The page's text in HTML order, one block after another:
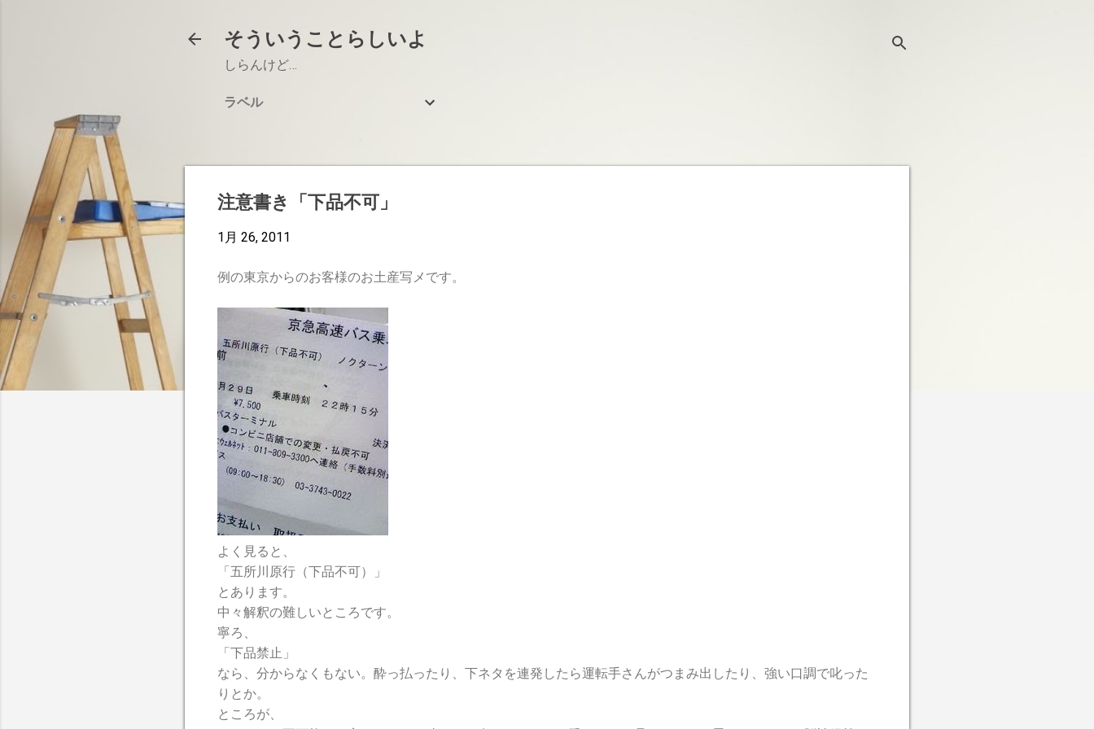
そういうことらしいよ
しらんけど…
ラベル
注意書き「下品不可」
1月 26, 2011
例の東京からのお客様のお土産写メです。
よく見ると、
「五所川原行（下品不可）」
とあります。
中々解釈の難しいところです。
寧ろ、
「下品禁止」
なら、分からなくもない。酔っ払ったり、下ネタを連発したら運転手さんがつまみ出したり、強い口調で叱った
りとか。
ところが、